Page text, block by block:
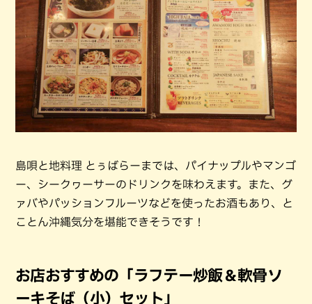
島唄と地料理 とぅばらーまでは、パイナップルやマンゴ
ー、シークヮーサーのドリンクを味わえます。また、グ
ァバやパッションフルーツなどを使ったお酒もあり、と
ことん沖縄気分を堪能できそうです！
お店おすすめの「ラフテー炒飯＆軟骨ソ
ーキそば（小）セット」